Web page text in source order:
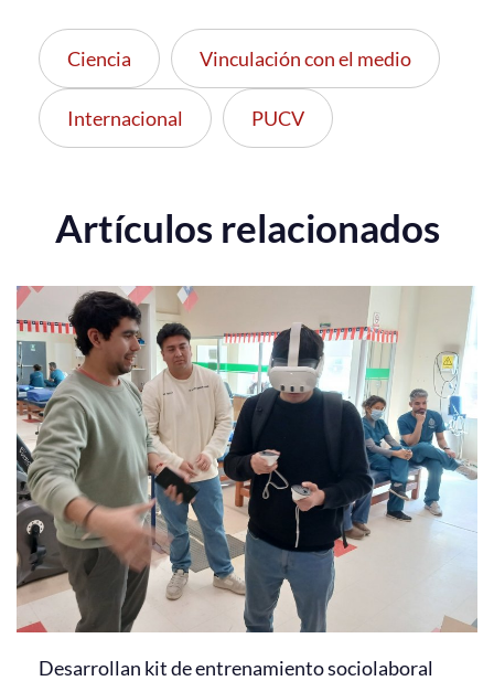
Ciencia Vinculación con el medio
Internacional PUCV
Artículos relacionados
Desarrollan kit de entrenamiento sociolaboral